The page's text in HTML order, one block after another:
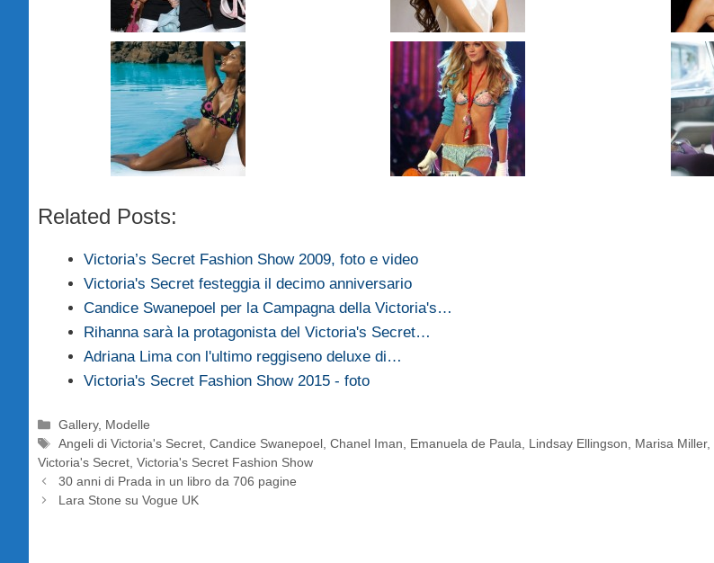
Related Posts:
Victoria’s Secret Fashion Show 2009, foto e video
Victoria's Secret festeggia il decimo anniversario
Candice Swanepoel per la Campagna della Victoria's…
Rihanna sarà la protagonista del Victoria's Secret…
Adriana Lima con l'ultimo reggiseno deluxe di…
Victoria's Secret Fashion Show 2015 - foto
Categorie
Gallery, Modelle
Tag
Angeli di Victoria's Secret,Candice Swanepoel,Chanel Iman, Emanuela de Paula, Lindsay Ellingson, Marisa Miller,
Victoria's Secret, Victoria's Secret Fashion Show
30 anni di Prada in un libro da 706 pagine
Lara Stone su Vogue UK